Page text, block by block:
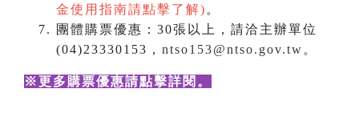
金使用指南請點擊了解) 。
團體購票優惠：30張以上，請洽主辦單位
(04)23330153， ntso153@ntso.gov.tw 。
※更多購票優惠請點擊詳閱 。